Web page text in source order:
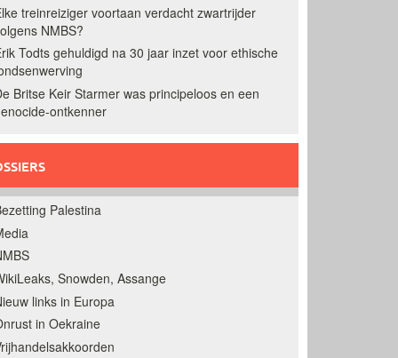
treinreiziger voortaan verdacht zwartrijder
NMBS?
Todts gehuldigd na 30 jaar inzet voor ethische
Britse Keir Starmer was principeloos en een
ontkenner
Palestina
Snowden, Assange
links in Europa
in Oekraine